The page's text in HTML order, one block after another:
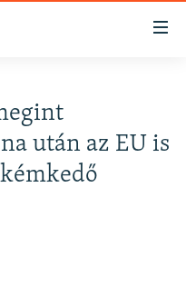
után az EU is